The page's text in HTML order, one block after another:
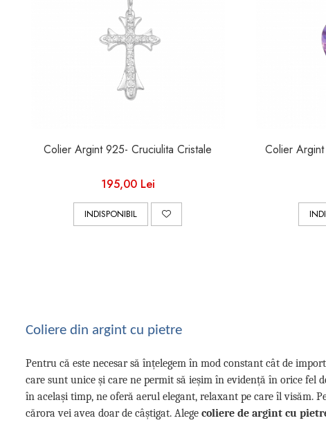
Colier Argint 925- Cruciulita Cristale
195,00 Lei
INDISPONIBIL
Coliere din argint cu pietre
Pentru că este necesar să înțelegem în mod constant cât de
care sunt unice și care ne permit să ieșim în evidență în orice fel
în același timp, ne oferă aerul elegant, relaxant pe care îl visăm.
cărora vei avea doar de câștigat. Alege coliere de argint cu